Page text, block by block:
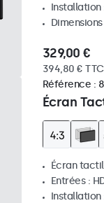
Installation
Dimensions
329,00 €
394,80 € TTC
Écran
Référence :
Écran
Entrées :
Installation